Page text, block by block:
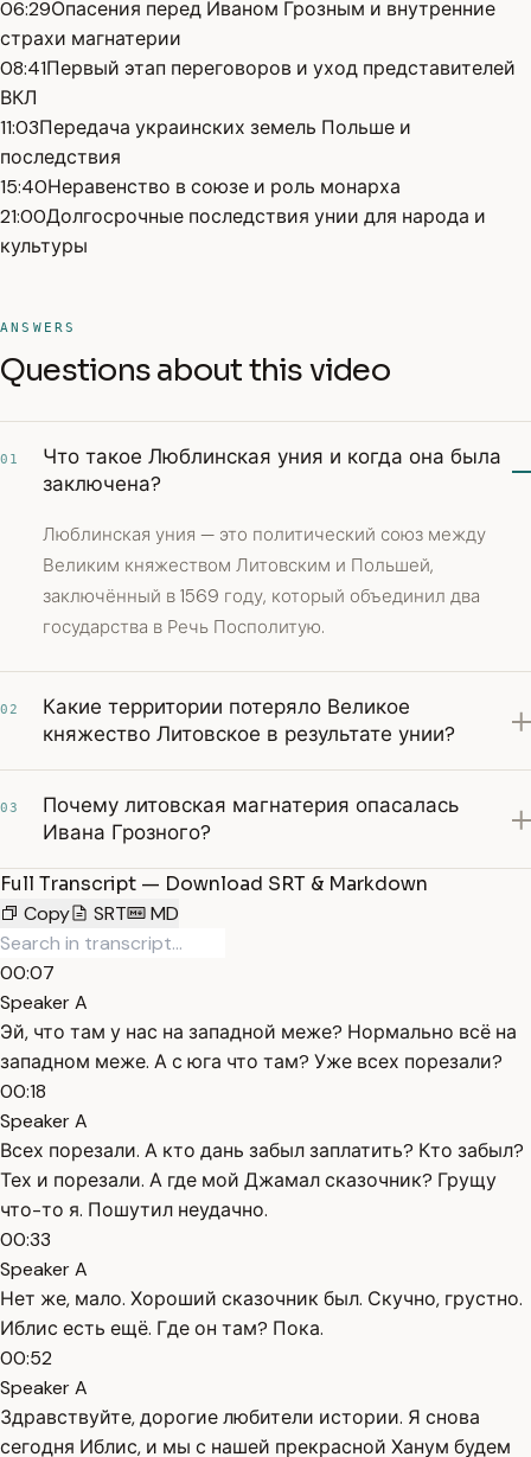
06:29Опасения перед Иваном Грозным и внутренние
страхи магнатерии
08:41Первый этап переговоров и уход представителей
ВКЛ
11:03Передача украинских земель Польше и
последствия
15:40Неравенство в союзе и роль монарха
21:00Долгосрочные последствия унии для народа и
культуры
ANSWERS
Questions about this video
01
Что такое Люблинская уния и когда она была
заключена?
Люблинская уния — это политический союз между
Великим княжеством Литовским и Польшей,
заключённый в 1569 году, который объединил два
государства в Речь Посполитую.
02
Какие территории потеряло Великое
княжество Литовское в результате унии?
03
Почему литовская магнатерия опасалась
Ивана Грозного?
Full Transcript — Download SRT & Markdown
Copy
SRT MD
00:07
Speaker A
Эй, что там у нас на западной меже? Нормально всё на
западном меже. А с юга что там? Уже всех порезали?
00:18
Speaker A
Всех порезали. А кто дань забыл заплатить? Кто забыл?
Тех и порезали. А где мой Джамал сказочник? Грущу
что-то я. Пошутил неудачно.
00:33
Speaker A
Нет же, мало. Хороший сказочник был. Скучно, грустно.
Иблис есть ещё. Где он там? Пока.
00:52
Speaker A
Здравствуйте, дорогие любители истории. Я снова
сегодня Иблис, и мы с нашей прекрасной Ханум будем